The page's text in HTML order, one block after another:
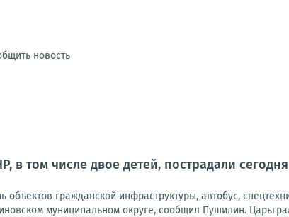
новость
в том числе двое детей, пострадали
гражданской инфраструктуры, автобус,
муниципальном округе, сообщил Пушилин.